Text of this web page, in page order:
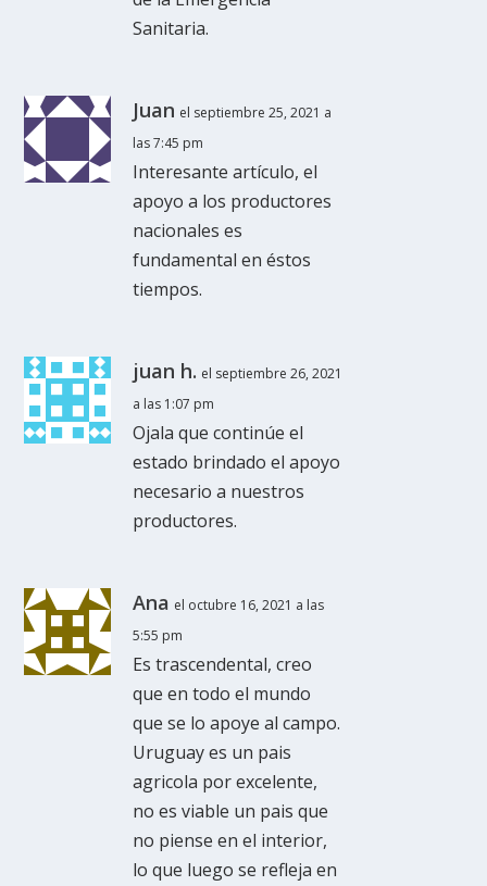
Sanitaria.
Juan el septiembre 25, 2021 a
las 7:45 pm
Interesante artículo, el
apoyo a los productores
nacionales es
fundamental en éstos
tiempos.
juan h. el septiembre 26, 2021
a las 1:07 pm
Ojala que continúe el
estado brindado el apoyo
necesario a nuestros
productores.
Ana el octubre 16, 2021 a las
5:55 pm
Es trascendental, creo
que en todo el mundo
que se lo apoye al campo.
Uruguay es un pais
agricola por excelente,
no es viable un pais que
no piense en el interior,
lo que luego se refleja en